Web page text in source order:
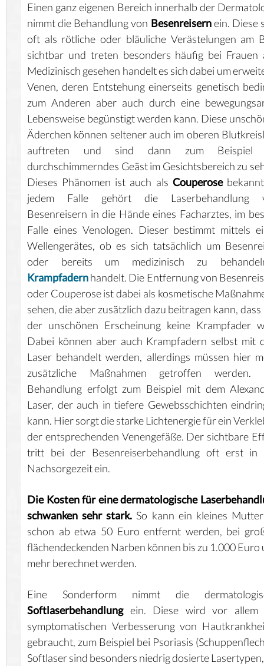
Einen ganz eigenen Bereich innerhalb der
nimmt die Behandlung von Besenreisernein. Diese
oft als rötliche oder bläuliche Verästelungen am
sichtbar und treten besonders häufig bei Frauen
Medizinisch gesehen handelt es sich dabei um
Venen, deren Entstehung einerseits genetisch
zum Anderen aber auch durch eine
Lebensweise begünstigt werden kann. Diese
Äderchen können seltener auch im oberen
auftreten und sind dann zum Beispiel
durchschimmerndes Geäst im Gesichtsbereich zu
Dieses Phänomen ist auch als Couperose
jedem Falle gehört die Laserbehandlung
Besenreisern in die Hände eines Facharztes, im
Falle eines Venologen. Dieser bestimmt mittels
Wellengerätes, ob es sich tatsächlich um
oder bereits um medizinisch zu
Krampfadernhandelt. Die Entfernung von
oder Couperose ist dabei als kosmetische
sehen, die aber zusätzlich dazu beitragen kann, dass
der unschönen Erscheinung keine Krampfader
Dabei können aber auch Krampfadern selbst mit
Laser behandelt werden, allerdings müssen hier
zusätzliche Maßnahmen getroffen werden.
Behandlung erfolgt zum Beispiel mit dem
Laser, der auch in tiefere Gewebsschichten
kann. Hier sorgt die starke Lichtenergie für ein
der entsprechenden Venengefäße. Der sichtbare
tritt bei der Besenreiserbehandlung oft erst in
Nachsorgezeit ein.
Die Kosten für eine dermatologische
schwanken sehr stark. So kann ein kleines
schon ab etwa 50 Euro entfernt werden, bei
flächendeckenden Narben können bis zu 1.000 Euro
mehr berechnet werden.
Eine Sonderform nimmt die
Softlaserbehandlungein. Diese wird vor allem
symptomatischen Verbesserung von
gebraucht, zum Beispiel bei Psoriasis
Softlaser sind besonders niedrig dosierte